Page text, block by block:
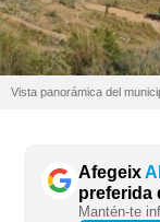
Vista panorámica del
Afegeix
preferida
Mantén-te